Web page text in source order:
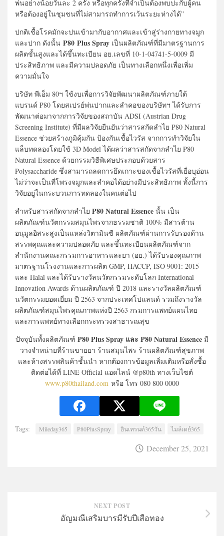
พ่นอย่างน้อยวันละ 2 ครั้ง หรือทุกครั้งที่จำเป็นต้องพบปะกับผู้คน
หรือต้องอยู่ในชุมชนที่ไม่สามารถทำการเว้นระยะห่างได้”
ปกติเชื้อโรคมักจะปนเข้ามากับอากาศและเข้าสู่ร่างกายทางจมูก
และปาก ดังนั้น P80 Plus Spray เป็นผลิตภัณฑ์ที่มีมาตรฐานการ
ผลิตขั้นสูงและได้ขึ้นทะเบียน อย.เลขที่ 10-1-04741-5-0009 มี
ประสิทธิภาพ และมีความปลอดภัย เป็นทางเลือกหนึ่งเพื่อเพิ่ม
ความมั่นใจ
บริษัท พีเอ็ม 80ฯ ใช้งบเพื่อการวิจัยพัฒนาผลิตภัณฑ์ภายใต้
แบรนด์ P80 โดยสเปรย์พ่นปากและลำคอของบริษัทฯ ได้รับการ
พัฒนาต่อมาจากการวิจัยของสถาบัน ADSI (Austrian Drug
Screening Institute) ที่มีผลวิจัยยืนยันว่าสารสกัดลำไย P80 Natural
Essence ช่วยสร้างภูมิคุ้มกัน ป้องกันเชื้อไวรัส จากการทำวิจัยใน
แล็บทดลองโดยใช้ 3D Model ได้ผลว่าสารสกัดจากลำไย P80
Natural Essence ด้วยกรรมวิธีพิเศษประกอบด้วยสาร
Polysaccharide ซึ่งสามารถลดการยึดเกาะของเชื้อไวรัสที่เยื่อบุอ่อน
ไม่ว่าจะเป็นที่โพรงจมูกและลำคอได้อย่างมีประสิทธิภาพ ทั้งนี้การ
วิจัยอยู่ในกระบวนการทดลองในคนต่อไป
สำหรับสารสกัดจากลำไย P80 Natural Essence นั้น เป็น
ผลิตภัณฑ์นวัตกรรมสมุนไพรจากธรรมชาติ 100% มีสารต้าน
อนุมูลอิสระสูงเป็นแหล่งวิตามินซี ผลิตภัณฑ์ผ่านการรับรองด้าน
สรรพคุณและความปลอดภัย และขึ้นทะเบียนผลิตภัณฑ์จาก
สำนักงานคณะกรรมการอาหารและยา (อย.) ได้รับรองคุณภาพ
มาตรฐานโรงงานและการผลิต GMP, HACCP, ISO 9001: 2015
และ Halal และได้รับรางวัลนวัตกรรมระดับโลก International
Innovation Awards ด้านผลิตภัณฑ์ ปี 2018 และรางวัลผลิตภัณฑ์
นวัตกรรมยอดเยี่ยม ปี 2563 จากประเทศโปแลนด์ รวมถึงรางวัล
ผลิตภัณฑ์สมุนไพรคุณภาพแห่งปี 2563 กรมการแพทย์แผนไทย
และการแพทย์ทางเลือกกระทรวงสาธารณสุข
ปัจจุบันทั้งผลิตภัณฑ์ P80 Plus Spray และ P80 Natural Essence มี
วางจำหน่ายที่ร้านขายยา ร้านสมุนไพร ร้านผลิตภัณฑ์สุขภาพ
และห้างสรรพสินค้าชั้นนำ หากต้องการข้อมูลเพิ่มเติมหรือสั่งซื้อ
ติดต่อได้ที่ LINE Official แอดไลน์ @p80th ทางเว็บไซต์
www.p80thailand.com หรือ โทร 080 800 0000
Tags: Mileday365 P80PlusSpray อินเทรนด์365วัน ไมล์เดย์365
December 25, 2021
NEXT POST
อัญมณีเสริมบารมีรับปีเสือทอง